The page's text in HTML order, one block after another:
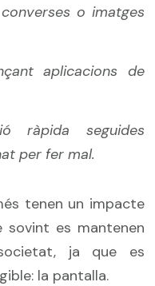
o imatges
aplicacions de
ràpida seguides
per fer mal.
tenen un impacte
sovint es mantenen
ja que es
la pantalla.